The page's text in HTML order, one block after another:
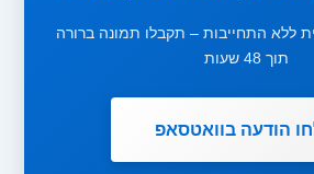
ללא התחייבות – תקבלו תמונה ברורה
תוך 48 שעות
הודעה בוואטסאפ